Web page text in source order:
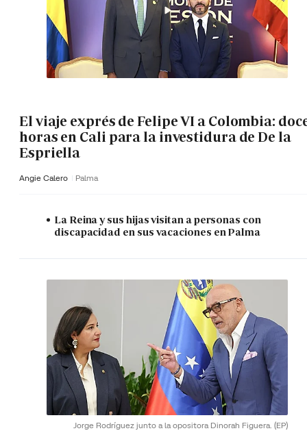
El viaje exprés de Felipe VI a Colombia:
horas en Cali para la investidura de De la
Espriella
Angie Calero Palma
La Reina y sus hijas visitan a personas con
discapacidad en sus vacaciones en Palma
Jorge Rodríguez junto a la opositora Dinorah Figuera. (EP)